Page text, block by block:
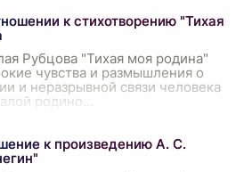
к стихотворению "Тихая
Рубцова "Тихая моя родина"
чувства и размышления о
и неразрывной связи человека
родино
к произведению А. С.